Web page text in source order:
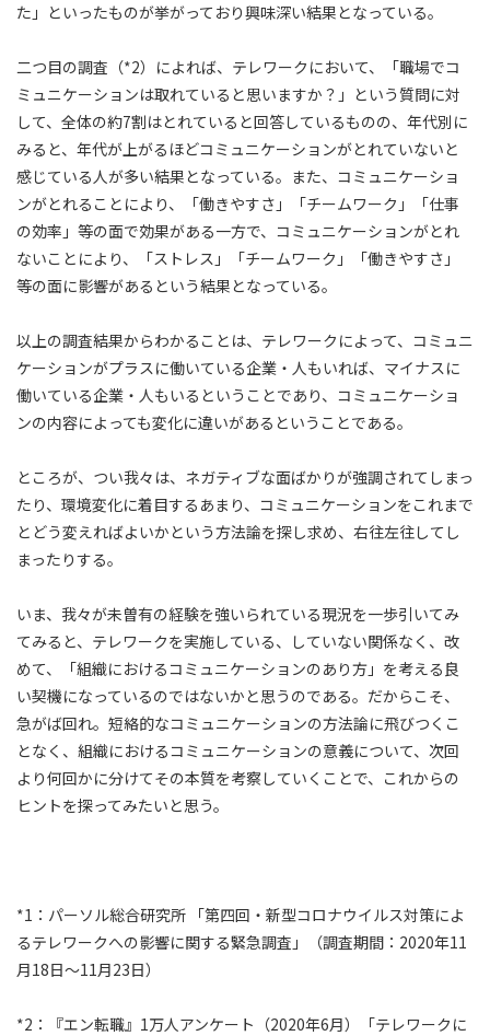
た」といったものが挙がっており興味深い結果となっている。
二つ目の調査（*2）によれば、テレワークにおいて、「職場でコ
ミュニケーションは取れていると思いますか？」という質問に対
して、全体の約7割はとれていると回答しているものの、年代別に
みると、年代が上がるほどコミュニケーションがとれていないと
感じている人が多い結果となっている。また、コミュニケーショ
ンがとれることにより、「働きやすさ」「チームワーク」「仕事
の効率」等の面で効果がある一方で、コミュニケーションがとれ
ないことにより、「ストレス」「チームワーク」「働きやすさ」
等の面に影響があるという結果となっている。
以上の調査結果からわかることは、テレワークによって、コミュニ
ケーションがプラスに働いている企業・人もいれば、マイナスに
働いている企業・人もいるということであり、コミュニケーショ
ンの内容によっても変化に違いがあるということである。
ところが、つい我々は、ネガティブな面ばかりが強調されてしまっ
たり、環境変化に着目するあまり、コミュニケーションをこれまで
とどう変えればよいかという方法論を探し求め、右往左往してし
まったりする。
いま、我々が未曽有の経験を強いられている現況を一歩引いてみ
てみると、テレワークを実施している、していない関係なく、改
めて、「組織におけるコミュニケーションのあり方」を考える良
い契機になっているのではないかと思うのである。だからこそ、
急がば回れ。短絡的なコミュニケーションの方法論に飛びつくこ
となく、組織におけるコミュニケーションの意義について、次回
より何回かに分けてその本質を考察していくことで、これからの
ヒントを探ってみたいと思う。
*1：パーソル総合研究所 「第四回・新型コロナウイルス対策によ
るテレワークへの影響に関する緊急調査」（調査期間：2020年11
月18日～11月23日）
*2：『エン転職』1万人アンケート（2020年6月）「テレワークに